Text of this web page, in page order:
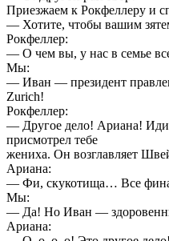
Приезжаем к Рокфеллеру и
— Хотите, чтобы вашим
Рокфеллер:
— О чем вы, у нас в семье
Мы:
— Иван — президент
Zurich!
Рокфеллер:
— Другое дело! Ариана!
присмотрел тебе
жениха. Он возглавляет
Ариана:
— Фи, скукотища… Все
Мы:
— Да! Но Иван —
Ариана: